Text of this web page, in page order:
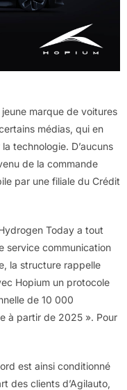
marque de voitures
médias, qui en
technologie. D’aucuns
de la commande
par une filiale du Crédit
Today a tout
service communication
la structure rappelle
Hopium un protocole
de 10 000
à partir de 2025 ». Pour
est ainsi conditionné
des clients d’Agilauto,